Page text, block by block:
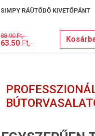
SIMPY RÁÜTŐDŐ KIVETŐPÁNT
88.90 Ft,-
63.50 Ft,-